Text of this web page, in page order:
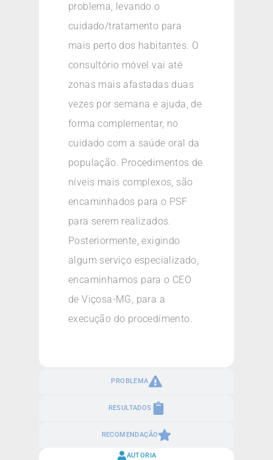
PROBLEMA
RESULTADOS
RECOMENDAÇÃO
problema, levando o
cuidado/tratamento para
mais perto dos habitantes. O
consultório móvel vai até
zonas mais afastadas duas
vezes por semana e ajuda, de
forma complementar, no
cuidado com a saúde oral da
população. Procedimentos de
níveis mais complexos, são
encaminhados para o PSF
para serem realizados.
Posteriormente, exigindo
algum serviço especializado,
encaminhamos para o CEO
de Viçosa-MG, para a
execução do procedimento.
AUTORIA